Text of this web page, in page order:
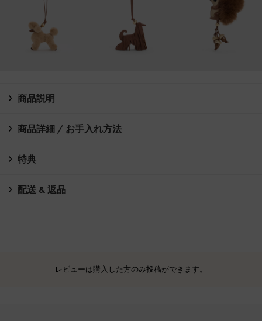
商品説明
商品詳細 / お手入れ方法
特典
配送 & 返品
レビューは購入した方のみ投稿ができます。